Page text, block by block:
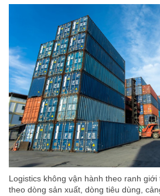
Logistics không vận hành theo ranh
theo dòng sản xuất, dòng tiêu dùng,